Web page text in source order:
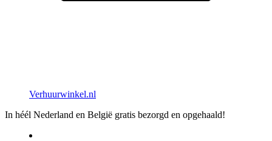
Verhuurwinkel.nl
In héél Nederland en België gratis bezorgd en opgehaald!